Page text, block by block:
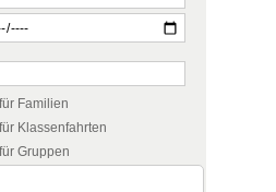
für Familien
für Klassenfahrten
für Gruppen